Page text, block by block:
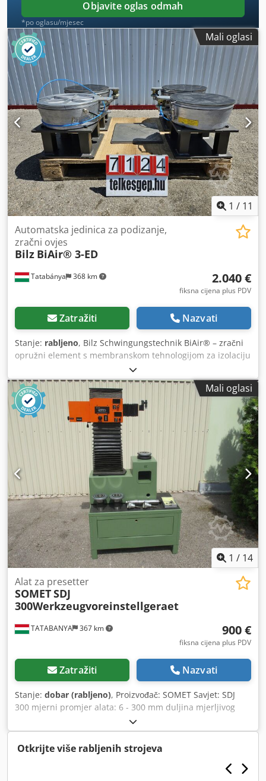
Objavite oglas odmah
*po oglasu/mjesec
Mali oglasi
1 / 11
Tatabánya 368 km
Automatska jedinica za podizanje,
zračni ovjes
Bilz BiAir® 3-ED
2.040 €
fiksna cijena plus PDV
Zatražiti Nazvati
Stanje: rabljeno, Bilz Schwingungstechnik BiAir® – zračni
opružni element s membranskom tehnologijom za izolaciju
vibracija i automatski sustav za niveliranje, rabljena
strojna oprema. Proizvođač: Bilz Schwingungstechnik
GmbH (proizvedeno u Njemačkoj) Model: BiAir® 3-ED
Sustav: kućište od lijevanog aluminija s zračnim opružnim
elementom i membranskom tehnologijom s automatskim
sustavom za niveliranje, uključujući pneumatsku
upravljačku jedinicu i priključne zračne cijevi. Radni tlak:
maks. 6 bara Dcjdpszmyqaofx Agxok Glavne značajke:
Faktor prigušenja do 15 % Izvrsna izolacija vibracija u
vertikalnom i horizontalnom smjeru Nema prijenosa buke
koja se prenosi kroz konstrukciju Automatsko pneumatsko
niveliranje za optimalnu stabilnost stroja Maksimalni
ukupni kapacitet opterećenja: 4 × 4.900 kg = 19,6 tona
Sposobnost podupiranja i automatskog niveliranja
opterećenja do 19,6 tona, uz učinkovitu izolaciju vibracija.
Ukupne dimenzije: Širina: 470 mm Dubina: 350 mm Visina:
350 mm
Mali oglasi
1 / 14
TATABANYA 367 km
Alat za presetter
SOMETSDJ
300Werkzeugvoreinstellgeraet
900 €
fiksna cijena plus PDV
Zatražiti Nazvati
Stanje: dobar (rabljeno), Proizvođač: SOMET Savjet: SDJ
300 mjerni promjer alata: 6 - 300 mm duljina mjerljivog
alata: 40 - 500 mm Točnost: 0,002 mm 1x zamjena za
zamjenu ISO 40 1x utičnica za zamjenu ISO 45 1x zamjena
za zamjenu ISO 50 1x upotrebljava se ispitni ogrtač ISO 50!
Dimenzije: 1250 x 600 x 1870 mm Dedpfxed N S Ube Agxjck
Otkrijte više rabljenih strojeva